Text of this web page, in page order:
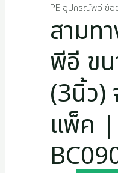
PE อุปกรณ์พีอี ข้
สามท
พีอี ข
(3นิ้ว)
แพ็ค